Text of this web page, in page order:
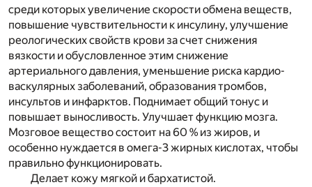
среди которых увеличение скорости обмена веществ,
повышение чувствительности к инсулину, улучшение
реологических свойств крови за счет снижения
вязкости и обусловленное этим снижение
артериального давления, уменьшение риска кардио-
васкулярных заболеваний, образования тромбов,
инсультов и инфарктов. Поднимает общий тонус и
повышает выносливость. Улучшает функцию мозга.
Мозговое вещество состоит на 60 % из жиров, и
особенно нуждается в омега-3 жирных кислотах, чтобы
правильно функционировать.
Делает кожу мягкой и бархатистой.